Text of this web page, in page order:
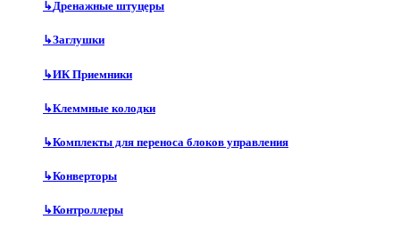
↳Дренажные штуцеры
↳Заглушки
↳ИК Приемники
↳Клеммные колодки
↳Комплекты для переноса блоков управления
↳Конверторы
↳Контроллеры